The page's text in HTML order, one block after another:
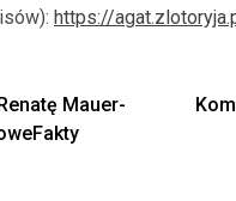
https://
Mauer-